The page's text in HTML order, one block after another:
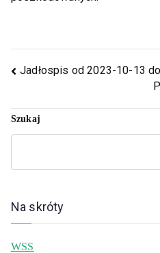
Jadłospis od 2023-10-13
Szukaj
Na skróty
WSS